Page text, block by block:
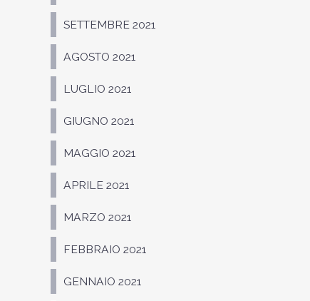
SETTEMBRE 2021
AGOSTO 2021
LUGLIO 2021
GIUGNO 2021
MAGGIO 2021
APRILE 2021
MARZO 2021
FEBBRAIO 2021
GENNAIO 2021